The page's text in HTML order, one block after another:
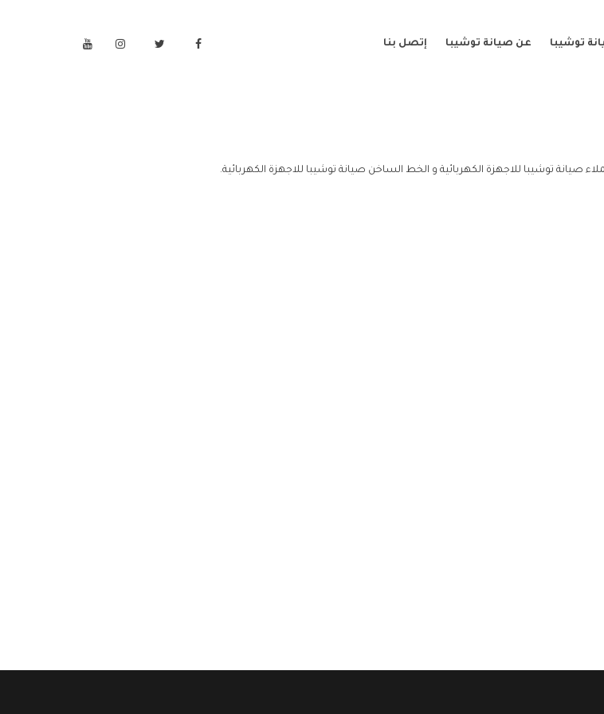
توشيبا عن صيانة توشيبا إتصل بنا
صيانة توشيبا للاجهزة الكهربائية و الخط الساخن صيانة توشيبا للاجهزة الكهربائية.